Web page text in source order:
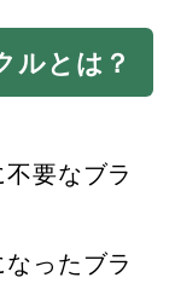
ルとは？
不要なブラ
ったブラ